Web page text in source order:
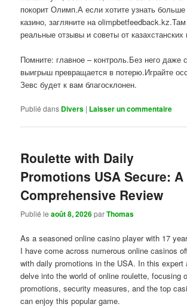
покорит Олимп.А если хотите узнать больше
казино, загляните на
реальные отзывы и советы от казахстанских
Помните: главное – контроль.Без него
выигрыш превращается в потерю.Играйте
Зевс будет к вам благосклонен.
Publié dans Divers | Laisser un commentaire
Roulette with Daily
Promotions USA Secure: A
Comprehensive Review
Publié leaoût 8, 2026parThomas
As a seasoned online casino player with 17
I have come across numerous online casinos
with daily promotions in the USA. In this expert
delve into the world of online roulette, focusing
promotions, security measures, and the top
can enjoy this popular game.